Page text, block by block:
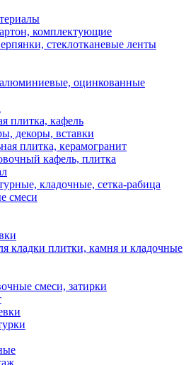
комплектующие
стеклотканевые ленты
оцинкованные
плитка, кафель
декоры, вставки
плитка, керамогранит
кафель, плитка
кладочные, сетка-рабица
смеси
кладки плитки, камня и кладочные
смеси, затирки